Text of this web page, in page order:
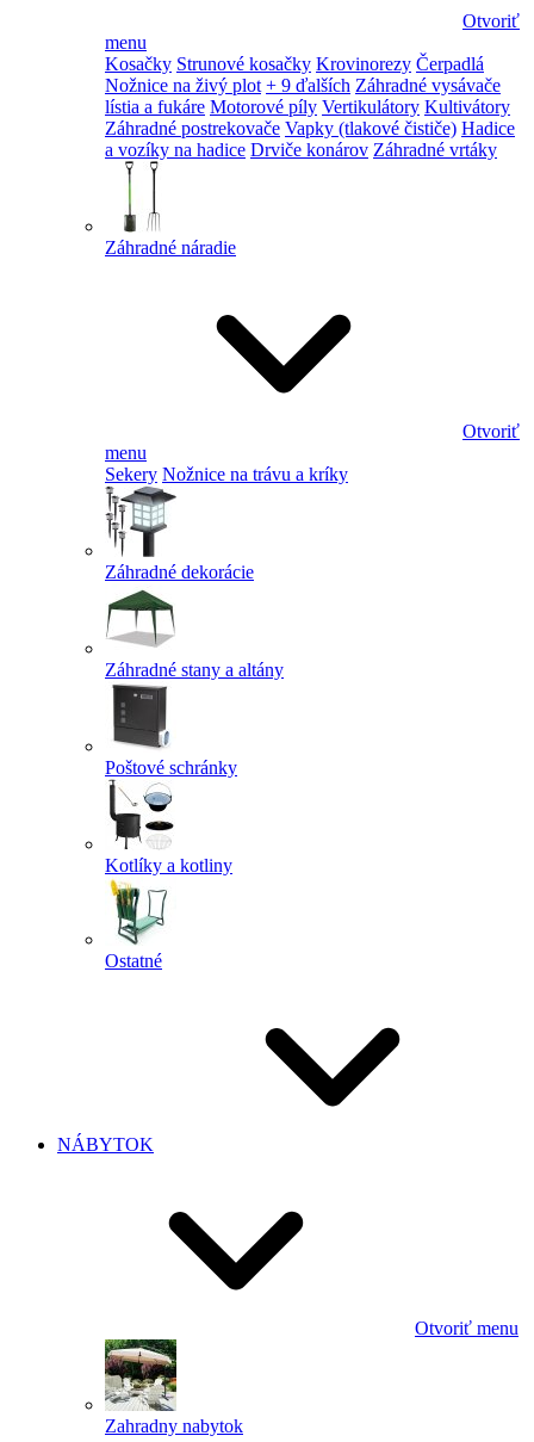
Otvoriť
menu
Kosačky Strunové kosačky Krovinorezy Čerpadlá
Nožnice na živý plot + 9 ďalších Záhradné vysávače
lístia a fukáre Motorové píly Vertikulátory Kultivátory
Záhradné postrekovače Vapky (tlakové čističe) Hadice
a vozíky na hadice Drviče konárov Záhradné vrtáky
Záhradné náradie
Otvoriť
menu
Sekery Nožnice na trávu a kríky
Záhradné dekorácie
Záhradné stany a altány
Poštové schránky
Kotlíky a kotliny
Ostatné
NÁBYTOK
Otvoriť menu
Zahradny nabytok